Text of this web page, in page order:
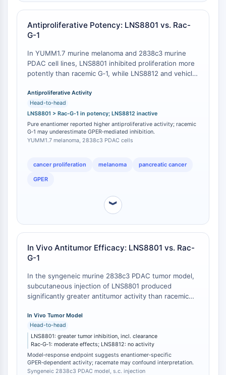
細胞周期/DNA損傷
細胞周期/DNA損傷
未折り畳みタンパク質応答
細胞周期
DNA損傷
免疫学炎症
免疫学炎症
CD19
CD6
ネクチン-4
ヒト白血球免疫グロブリン様受容体 LILR
TROP2
CD22
CD276/B7-H3
L-セレクチン
VAP-1
CD74
AIM2
CD2
糖タンパク質VI
オステオポンチン
プログラム細胞死4 (PDCD4)
Antiproliferative Potency: LNS8801 vs. Rac-
G-1
In YUMM1.7 murine melanoma and 2838c3 murine
PDAC cell lines, LNS8801 inhibited proliferation more
potently than racemic G‑1, while LNS8812 and vehicle
pure enantiomer is not merely equivalent to the
racemate but surpasses it on a mass‑equivalent basis.
Antiproliferative Activity
Head-to-head
LNS8801 > Rac‑G‑1 in potency; LNS8812 inactive
Pure enantiomer reported higher antiproliferative activity; racemic
G‑1 may underestimate GPER‑mediated inhibition.
YUMM1.7 melanoma, 2838c3 PDAC cells
cancer proliferation melanoma pancreatic cancer
GPER
︾
In Vivo Antitumor Efficacy: LNS8801 vs. Rac-
G-1
In the syngeneic murine 2838c3 PDAC tumor model,
subcutaneous injection of LNS8801 produced
significantly greater antitumor activity than racemic
LNS8812 and vehicle showed no effect on tumor
growth [1]. LNS8801 had significantly improved
activity compared with G‑1 (Fig. 2A–B).
In Vivo Tumor Model
Head-to-head
LNS8801: greater tumor inhibition, incl. clearance
Rac‑G‑1: moderate effects; LNS8812: no activity
Model‑response endpoint suggests enantiomer‑specific
GPER‑dependent activity; racemate may confound interpretation.
Syngeneic 2838c3 PDAC model, s.c. injection